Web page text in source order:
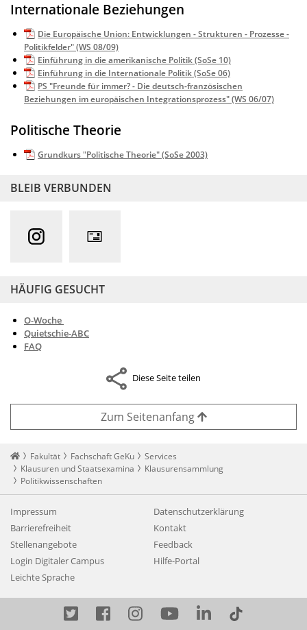
Internationale Beziehungen
Die Europäische Union: Entwicklungen - Strukturen - Prozesse -
Politikfelder" (WS 08/09)
Einführung in die amerikanische Politik (SoSe 10)
Einführung in die Internationale Politik (SoSe 06)
PS "Freunde für immer? - Die deutsch-französischen
Beziehungen im europäischen Integrationsprozess" (WS 06/07)
Politische Theorie
Grundkurs "Politische Theorie" (SoSe 2003)
BLEIB VERBUNDEN
HÄUFIG GESUCHT
O-Woche
Quietschie-ABC
FAQ
Diese Seite teilen
Zum Seitenanfang
Startseite
Fakultät Fachschaft GeKu
Services
Klausuren und Staatsexamina
Klausurensammlung
Politikwissenschaften
Impressum
Datenschutzerklärung
Barrierefreiheit
Kontakt
Stellenangebote
Feedback
Login Digitaler Campus
Hilfe-Portal
Leichte Sprache
TwitterFacebook
InstagramYouTube
LinkedIn